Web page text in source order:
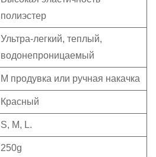
полиэстер
Ультра-легкий, теплый,
водонепроницаемый
М продувка или ручная накачка
Красный
S, M, L.
250g